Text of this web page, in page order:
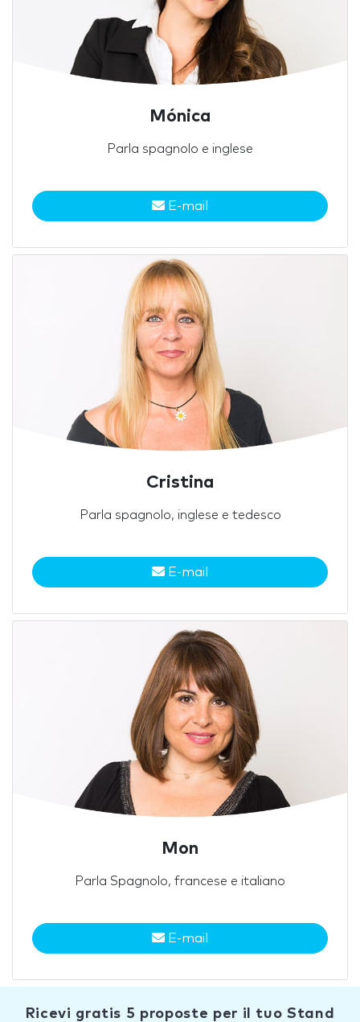
Mónica
Parla spagnolo e inglese
E-mail
Cristina
Parla spagnolo, inglese e tedesco
E-mail
Mon
Parla Spagnolo, francese e italiano
E-mail
Ricevi gratis 5 proposte per il tuo Stand